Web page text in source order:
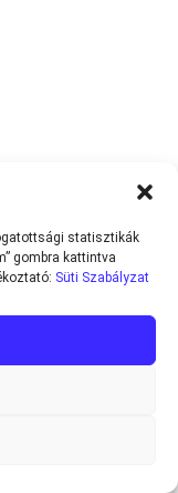
statisztikák
gombra kattintva
Süti Szabályzat